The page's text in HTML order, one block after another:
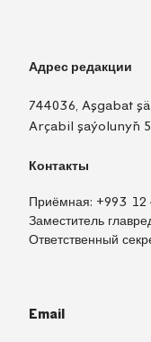
Адрес редакции
744036, Aşgabat
Arçabil şaýolunyň
Контакты
Приёмная: +993 12
Заместитель
Ответственный
Email